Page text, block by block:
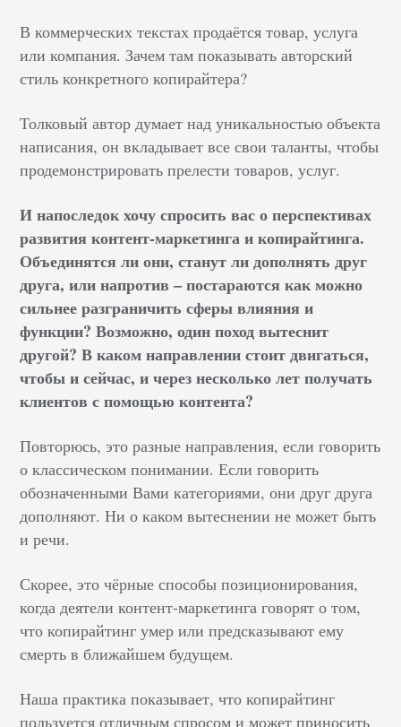
В коммерческих текстах продаётся товар, услуга
или компания. Зачем там показывать авторский
стиль конкретного копирайтера?
Толковый автор думает над уникальностью объекта
написания, он вкладывает все свои таланты, чтобы
продемонстрировать прелести товаров, услуг.
И напоследок хочу спросить вас о перспективах
развития контент-маркетинга и копирайтинга.
Объединятся ли они, станут ли дополнять друг
друга, или напротив – постараются как можно
сильнее разграничить сферы влияния и
функции? Возможно, один поход вытеснит
другой? В каком направлении стоит двигаться,
чтобы и сейчас, и через несколько лет получать
клиентов с помощью контента?
Повторюсь, это разные направления, если говорить
о классическом понимании. Если говорить
обозначенными Вами категориями, они друг друга
дополняют. Ни о каком вытеснении не может быть
и речи.
Скорее, это чёрные способы позиционирования,
когда деятели контент-маркетинга говорят о том,
что копирайтинг умер или предсказывают ему
смерть в ближайшем будущем.
Наша практика показывает, что копирайтинг
пользуется отличным спросом и может приносить